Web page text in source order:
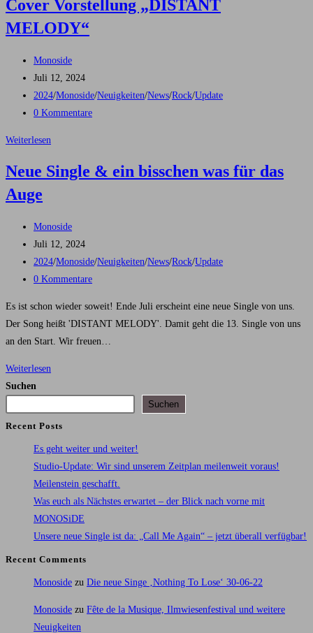
Cover Vorstellung „DISTANT
MELODY“
Beitrags-
Autor:
Monoside
Beitrag
veröffentlicht:
Juli 12, 2024
Beitrags-
Kategorie:
2024/Monoside/Neuigkeiten/News/Rock/Update
Beitrags-
0 Kommentare
Weiterlesen
„DISTANT
Neue Single & ein bisschen was für das
Auge
Beitrags-
Autor:
Monoside
Beitrag
veröffentlicht:
Juli 12, 2024
Beitrags-
Kategorie:
2024/Monoside/Neuigkeiten/News/Rock/Update
Beitrags-
0 Kommentare
Es ist schon wieder soweit! Ende Juli erscheint eine neue Single von uns.
Der Song heißt 'DISTANT MELODY'. Damit geht die 13. Single von uns
an den Start. Wir freuen…
Weiterlesen
was
für
das
Auge
Suchen
Suchen
Recent Posts
Es geht weiter und weiter!
Studio-Update: Wir sind unserem Zeitplan meilenweit voraus!
Meilenstein geschafft.
Was euch als Nächstes erwartet – der Blick nach vorne mit
MONOSiDE
Unsere neue Single ist da: „Call Me Again“ – jetzt überall verfügbar!
Recent Comments
Monoside zu Die neue Singe ‚Nothing To Lose‘ 30-06-22
Monoside zu Fête de la Musique, Ilmwiesenfestival und weitere
Neuigkeiten